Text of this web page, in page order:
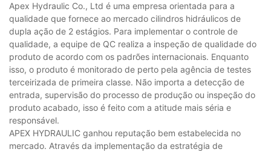
Apex Hydraulic Co., Ltd é uma empresa orientada para a
qualidade que fornece ao mercado cilindros hidráulicos de
dupla ação de 2 estágios. Para implementar o controle de
qualidade, a equipe de QC realiza a inspeção de qualidade do
produto de acordo com os padrões internacionais. Enquanto
isso, o produto é monitorado de perto pela agência de testes
terceirizada de primeira classe. Não importa a detecção de
entrada, supervisão do processo de produção ou inspeção do
produto acabado, isso é feito com a atitude mais séria e
responsável.
APEX HYDRAULIC ganhou reputação bem estabelecida no
mercado. Através da implementação da estratégia de